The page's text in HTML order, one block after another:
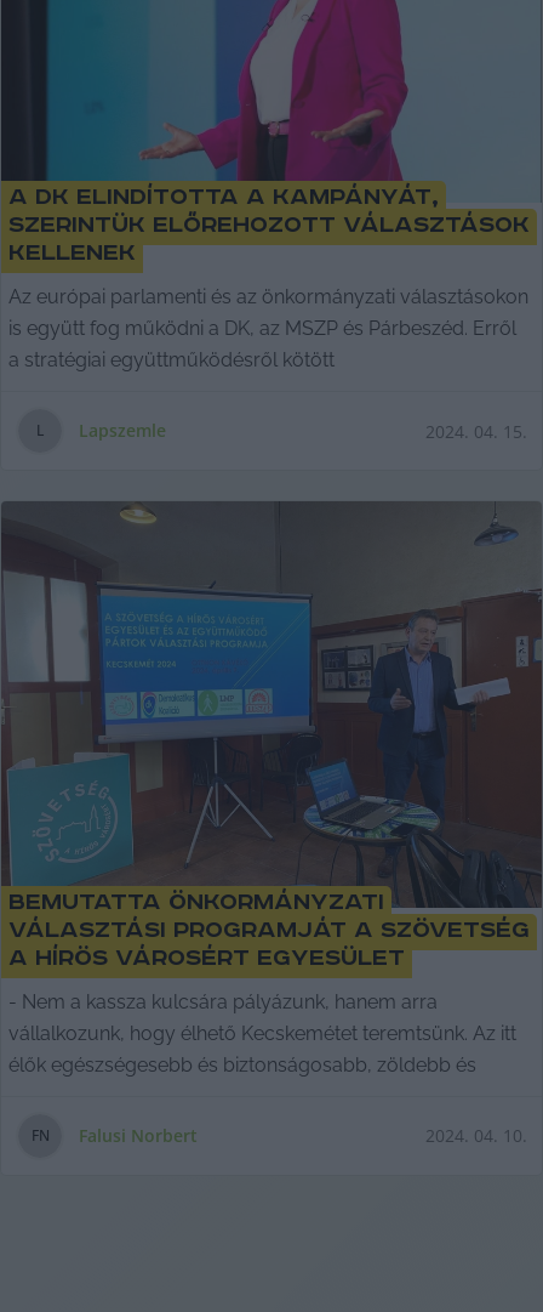
A DK elindította a kampányát,
szerintük előrehozott választások
kellenek
Az európai parlamenti és az önkormányzati választásokon
is együtt fog működni a DK, az MSZP és Párbeszéd. Erről
a stratégiai együttműködésről kötött
L Lapszemle 2024. 04. 15.
Bemutatta önkormányzati
választási programját a Szövetség
a Hírös Városért Egyesület
- Nem a kassza kulcsára pályázunk, hanem arra
vállalkozunk, hogy élhető Kecskemétet teremtsünk. Az itt
élők egészségesebb és biztonságosabb, zöldebb és
FN Falusi Norbert 2024. 04. 10.